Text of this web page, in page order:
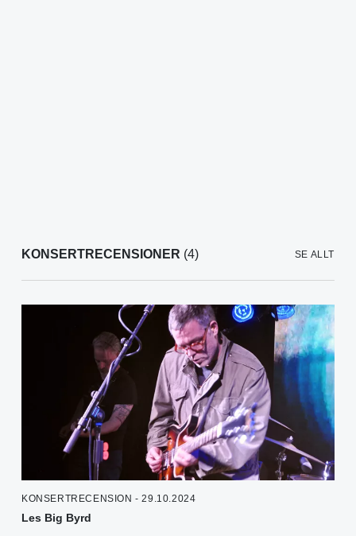
KONSERTRECENSIONER (4) SE ALLT
KONSERTRECENSION - 29.10.2024
Les Big Byrd